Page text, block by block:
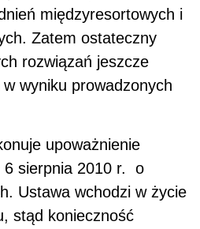
międzyresortowych i
Zatem ostateczny
rozwiązań jeszcze
wyniku prowadzonych
upoważnienie
6 sierpnia 2010 r. o
Ustawa wchodzi w życie
stąd konieczność